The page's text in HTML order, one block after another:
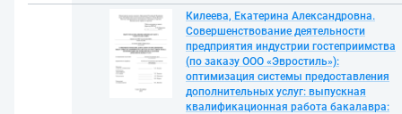
Килеева, Екатерина Александровна.
Совершенствование деятельности
предприятия индустрии гостеприимства
(по заказу ООО «Эвростиль»):
оптимизация системы предоставления
дополнительных услуг: выпускная
квалификационная работа бакалавра: